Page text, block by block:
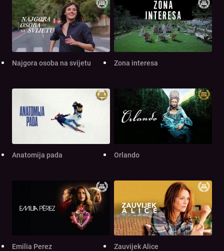
Najgora osoba na svijetu Zona interesa
Anatomija pada Orlando
Emilia Perez Zauvijek Alice